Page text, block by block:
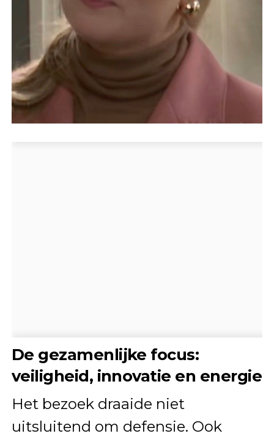
De gezamenlijke focus:
veiligheid, innovatie en energie
Het bezoek draaide niet
uitsluitend om defensie. Ook